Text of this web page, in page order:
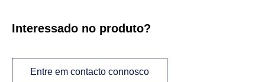
Interessado no produto?
Entre em contacto connosco